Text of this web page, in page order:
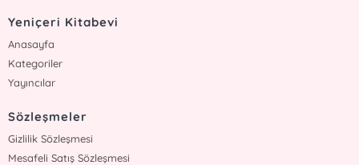
Yeniçeri Kitabevi
Anasayfa
Kategoriler
Yayıncılar
Sözleşmeler
Gizlilik Sözleşmesi
Mesafeli Satış Sözleşmesi